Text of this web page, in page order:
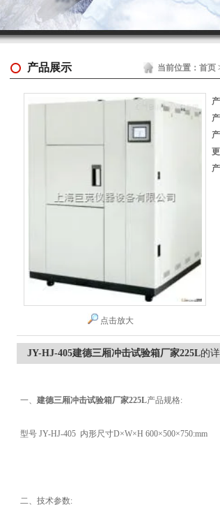
当前位置： 首页
产品展示
点击放大
JY-HJ-405建德三厢冲击试验箱厂家225L的
一、 建德三厢冲击试验箱厂家225L产品规格:
型号 JY-HJ-405 内形尺寸D×W×H 600×500×750:mm
二、技术参数: